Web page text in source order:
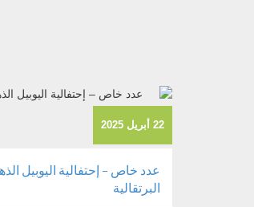
22 أبريل 2025
عدد خاص – إحتفالية اليوبيل
البرتقالية